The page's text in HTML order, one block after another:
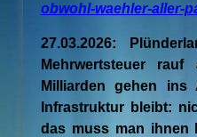
obwohl-waehler-aller-
27.03.2026:
Mehrwertsteuer
Milliarden gehen ins
Infrastruktur bleibt:
das muss man ihnen